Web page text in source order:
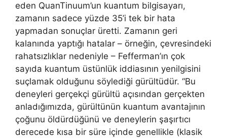
eden QuanTinuum’un kuantum bilgisayarı,
zamanın sadece yüzde 35’i tek bir hata
yapmadan sonuçlar üretti. Zamanın geri
kalanında yaptığı hatalar – örneğin, çevresindeki
rahatsızlıklar nedeniyle – Fefferman’ın çok
sayıda kuantum üstünlük iddiasının yenilgisini
suçlamak olduğunu söylediği gürültüdür. “Bu
deneyleri gerçekçi gürültü açısından gerçekten
anladığımızda, gürültünün kuantum avantajının
çoğunu öldürdüğünü ve deneylerin şaşırtıcı
derecede kısa bir süre içinde genellikle (klasik